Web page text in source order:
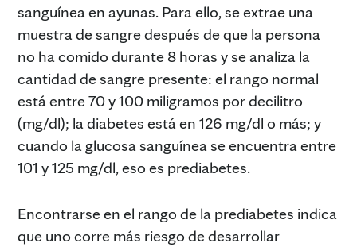
sanguínea en ayunas. Para ello, se extrae una
muestra de sangre después de que la persona
no ha comido durante 8 horas y se analiza la
cantidad de sangre presente: el rango normal
está entre 70 y 100 miligramos por decilitro
(mg/dl); la diabetes está en 126 mg/dl o más; y
cuando la glucosa sanguínea se encuentra entre
101 y 125 mg/dl, eso es prediabetes.
Encontrarse en el rango de la prediabetes indica
que uno corre más riesgo de desarrollar